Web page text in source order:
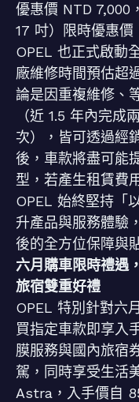
優惠價 NTD 7,000
17 吋）限時優惠價
OPEL 也正式啟動
廠維修時間預估超
論是因重複維修、
（近 1.5 年內完成
次），皆可透過經
後，車款將盡可能
型，若產生租賃費
OPEL 始終堅持「
升產品與服務體驗
後的全方位保障與
六月購車限時禮遇
旅宿雙重好禮
OPEL 特別針對六
買指定車款即享入
膜服務與國內旅宿
駕，同時享受生活
Astra，入手價自